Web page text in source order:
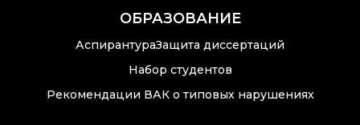
ОБРАЗОВАНИЕ
АспирантураЗащита диссертаций
Набор студентов
Рекомендации ВАК о типовых нарушениях